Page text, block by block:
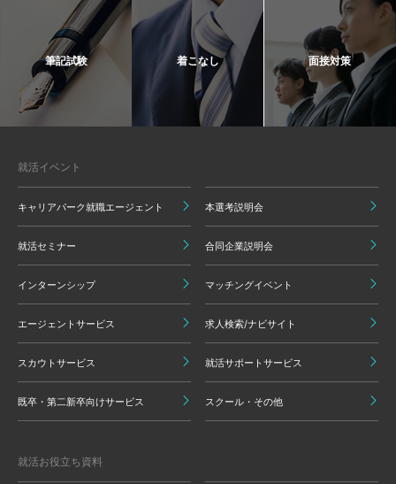
筆記試験 着こなし 面接対策
就活イベント
キャリアパーク就職エージェント 本選考説明会
就活セミナー 合同企業説明会
インターンシップ マッチングイベント
エージェントサービス 求人検索/ナビサイト
スカウトサービス 就活サポートサービス
既卒・第二新卒向けサービス スクール・その他
就活お役立ち資料